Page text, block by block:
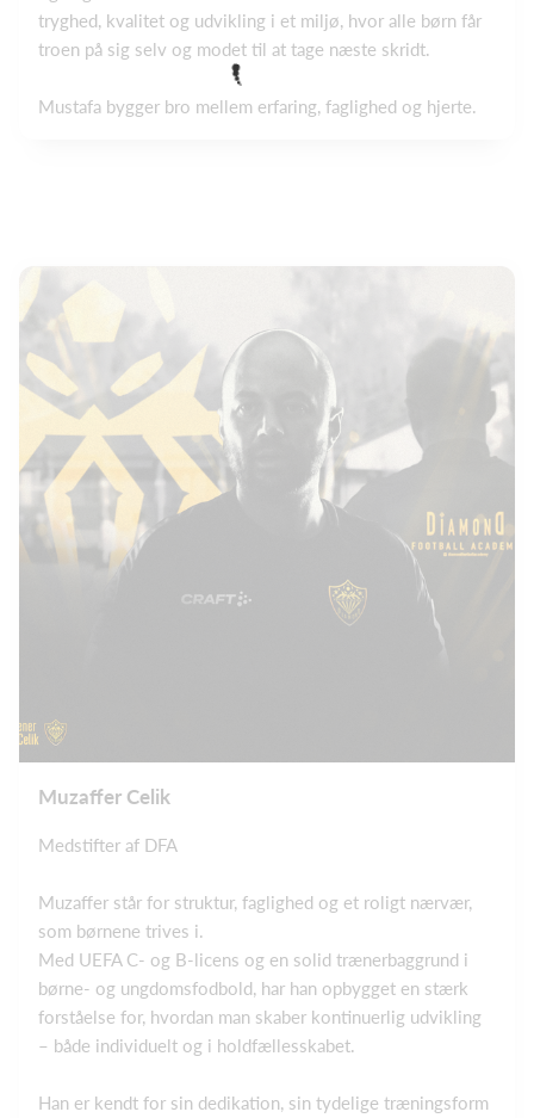
tryghed, kvalitet og udvikling i et miljø, hvor alle børn får
troen på sig selv og modet til at tage næste skridt.
Mustafa bygger bro mellem erfaring, faglighed og hjerte.
Muzaffer Celik
Medstifter af DFA
Muzaffer står for struktur, faglighed og et roligt nærvær,
som børnene trives i.
Med UEFA C- og B‑licens og en solid trænerbaggrund i
børne- og ungdomsfodbold, har han opbygget en stærk
forståelse for, hvordan man skaber kontinuerlig udvikling
– både individuelt og i holdfællesskabet.
Han er kendt for sin dedikation, sin tydelige træningsform